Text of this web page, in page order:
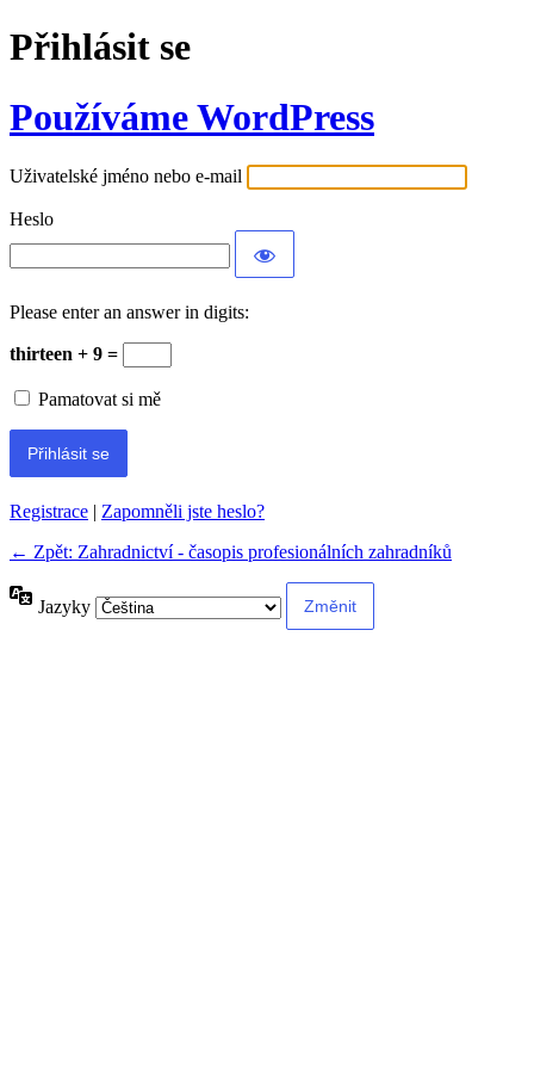
Přihlásit se
Používáme WordPress
Uživatelské jméno nebo e-mail
Heslo
Please enter an answer in digits:
thirteen + 9 =
Pamatovat si mě
Registrace | Zapomněli jste heslo?
← Zpět: Zahradnictví - časopis profesionálních zahradníků
Jazyky